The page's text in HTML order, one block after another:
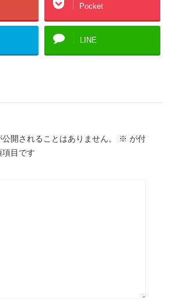
Pocket
LINE
開されることはありません。 ※ が付
項目です